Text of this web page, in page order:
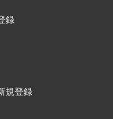
録
規登録